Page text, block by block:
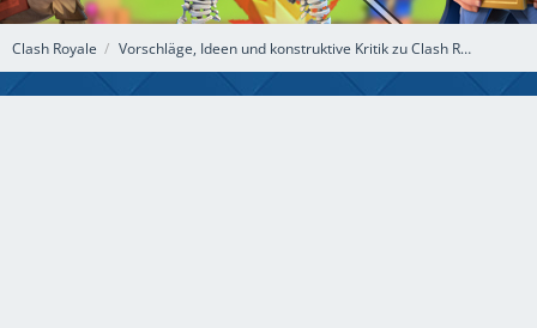
Clash Royale Vorschläge, Ideen und konstruktive Kritik zu Clash Royale